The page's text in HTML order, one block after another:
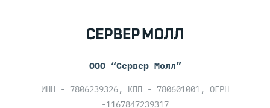
ООО “Сервер Молл”
ИНН - 7806239326, КПП - 780601001, ОГРН
-1167847239317